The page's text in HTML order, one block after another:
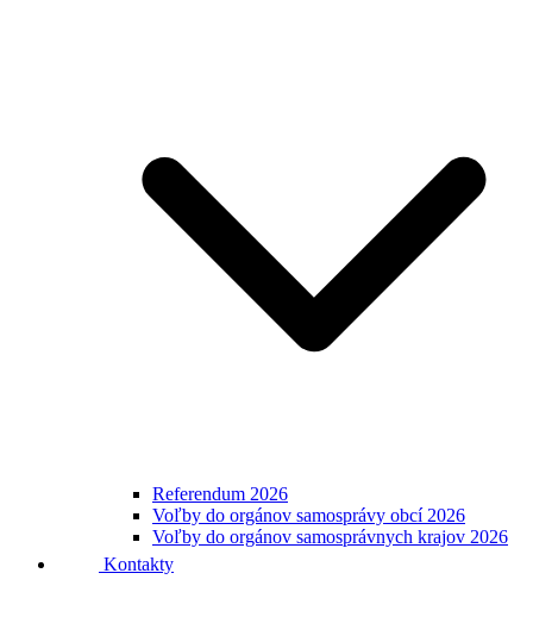
Referendum 2026
Voľby do orgánov samosprávy obcí 2026
Voľby do orgánov samosprávnych krajov 2026
Kontakty